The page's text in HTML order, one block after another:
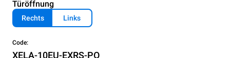
Türöffnung
Rechts Links
Code:
XELA-10EU-EXRS-PO